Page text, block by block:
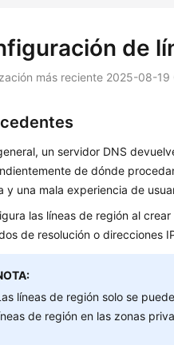
de
más reciente 2025-08-19
un servidor DNS
de dónde
y una mala experiencia de
las líneas de región al
de resolución o direcciones
líneas de región solo se
de región en las zonas